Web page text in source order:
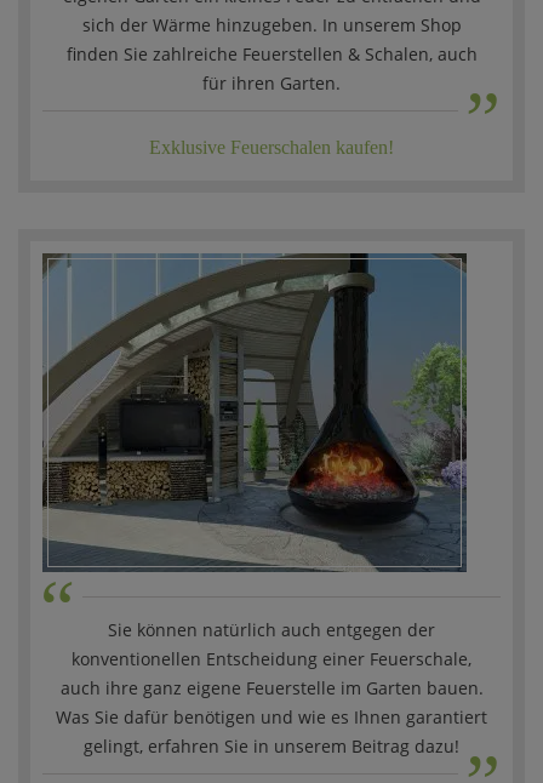
sich der Wärme hinzugeben. In unserem Shop
finden Sie zahlreiche Feuerstellen & Schalen, auch
für ihren Garten.
„
Exklusive Feuerschalen kaufen!
“
Sie können natürlich auch entgegen der
konventionellen Entscheidung einer Feuerschale,
auch ihre ganz eigene Feuerstelle im Garten bauen.
Was Sie dafür benötigen und wie es Ihnen garantiert
gelingt, erfahren Sie in unserem Beitrag dazu! „